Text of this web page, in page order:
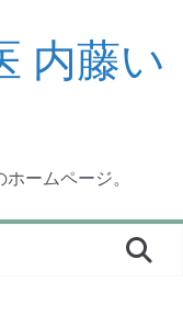
内藤い
ームページ。